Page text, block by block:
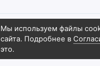
Мы используем файлы
сайта. Подробнее в
это.
Рекламная компания